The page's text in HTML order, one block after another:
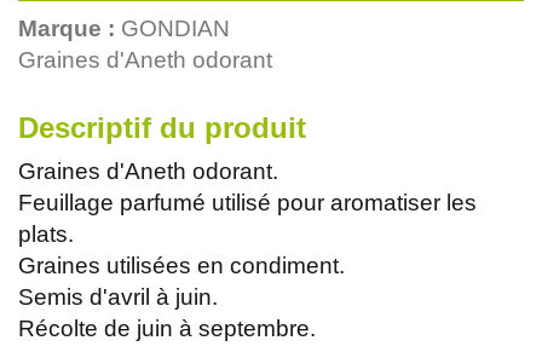
Marque : GONDIAN
Graines d'Aneth odorant
Descriptif du produit
Graines d'Aneth odorant.
Feuillage parfumé utilisé pour aromatiser les
plats.
Graines utilisées en condiment.
Semis d'avril à juin.
Récolte de juin à septembre.